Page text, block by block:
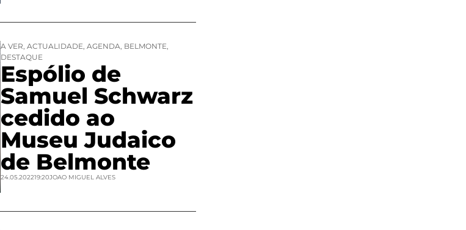
A VER, ACTUALIDADE, AGENDA, BELMONTE,
DESTAQUE
Espólio de
Samuel Schwarz
cedido ao
Museu Judaico
de Belmonte
24.05.202219:20JOAO MIGUEL ALVES